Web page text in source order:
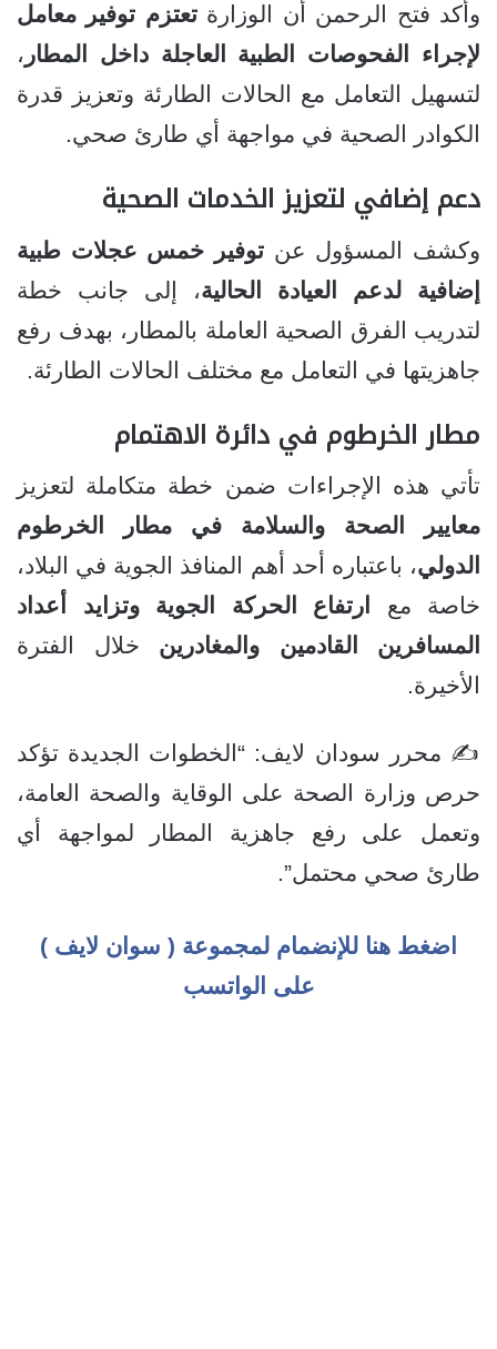
وأكد فتح الرحمن أن الوزارةتعتزم توفير معامل
لإجراء الفحوصات الطبية العاجلة داخل المطار ،
لتسهيل التعامل مع الحالات الطارئة وتعزيز قدرة
الكوادر الصحية في مواجهة أي طارئ صحي.
دعم إضافي لتعزيز الخدمات الصحية
وكشف المسؤول عن توفير خمس عجلات طبية
إضافية لدعم العيادة الحالية، إلى جانب خطة
لتدريب الفرق الصحية العاملة بالمطار، بهدف رفع
جاهزيتها في التعامل مع مختلف الحالات الطارئة.
مطار الخرطوم في دائرة الاهتمام
تأتي هذه الإجراءات ضمن خطة متكاملة لتعزيز
معايير الصحة والسلامة في مطار الخرطوم
الدولي، باعتباره أحد أهم المنافذ الجوية في البلاد،
خاصة مع
ارتفاع الحركة الجوية وتزايد أعداد
المسافرين القادمين والمغادرين خلال الفترة
الأخيرة.
✍️ محرر سودان لايف: “الخطوات الجديدة تؤكد
حرص وزارة الصحة على الوقاية والصحة العامة،
وتعمل على رفع جاهزية المطار لمواجهة أي
طارئ صحي محتمل”.
اضغط هنا للإنضمام لمجموعة ( سوان لايف )
على الواتسب